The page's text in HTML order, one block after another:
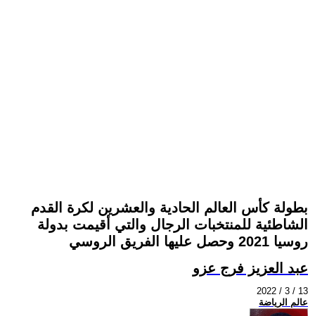
بطولة كأس العالم الحادية والعشرين لكرة القدم
الشاطئية للمنتخبات الرجال والتي أقيمت بدولة
روسيا 2021 وحصل عليها الفريق الروسي
عبد العزيز فرج عزو
2022 / 3 / 13
عالم الرياضة